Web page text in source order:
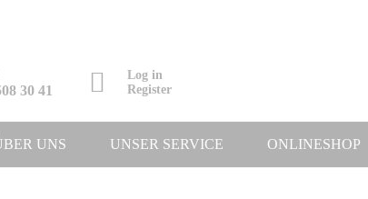
30 41
Log in
Register
UNS UNSER SERVICE ONLINESHOP